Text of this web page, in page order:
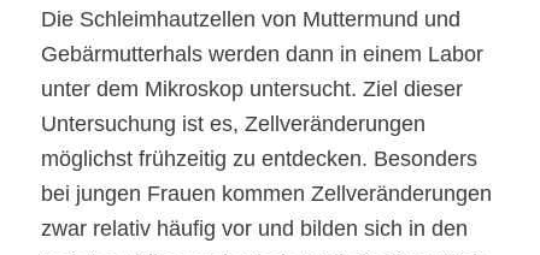
Die Schleimhautzellen von Muttermund und
Gebärmutterhals werden dann in einem Labor
unter dem Mikroskop untersucht. Ziel dieser
Untersuchung ist es, Zellveränderungen
möglichst frühzeitig zu entdecken. Besonders
bei jungen Frauen kommen Zellveränderungen
zwar relativ häufig vor und bilden sich in den